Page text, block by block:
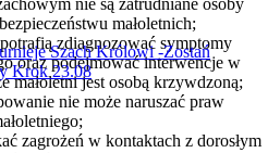
nie są zatrudniane osoby
małoletnich;
zdiagnozować symptomy
oraz podejmować interwencje w
małoletni jest osobą krzywdzoną;
nie może naruszać praw
zagrożeń w kontaktach z dorosłym
Szach Królowi -Zostań
Krok 23.08